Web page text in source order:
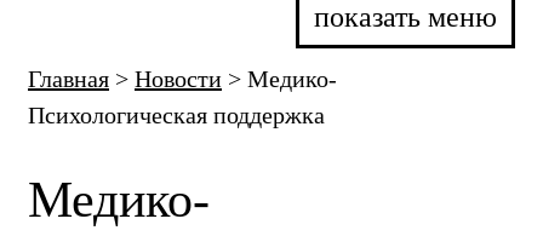
показать меню
Главная > Новости > Медико-
Психологическая поддержка
Медико-